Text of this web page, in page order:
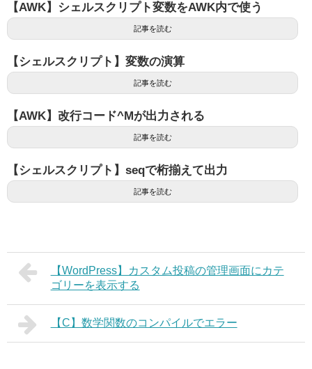
【AWK】シェルスクリプト変数をAWK内で使う
記事を読む
【シェルスクリプト】変数の演算
記事を読む
【AWK】改行コード^Mが出力される
記事を読む
【シェルスクリプト】seqで桁揃えて出力
記事を読む
【WordPress】カスタム投稿の管理画面にカテ
ゴリーを表示する
【C】数学関数のコンパイルでエラー